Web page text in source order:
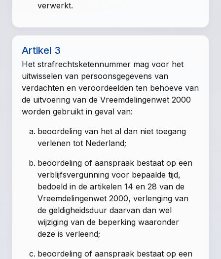
verwerkt.
Artikel 3
Het strafrechtsketennummer mag voor het
uitwisselen van persoonsgegevens van
verdachten en veroordeelden ten behoeve van
de uitvoering van de Vreemdelingenwet 2000
worden gebruikt in geval van:
beoordeling van het al dan niet toegang
verlenen tot Nederland;
beoordeling of aanspraak bestaat op een
verblijfsvergunning voor bepaalde tijd,
bedoeld in de artikelen 14 en 28 van de
Vreemdelingenwet 2000, verlenging van
de geldigheidsduur daarvan dan wel
wijziging van de beperking waaronder
deze is verleend;
beoordeling of aanspraak bestaat op een